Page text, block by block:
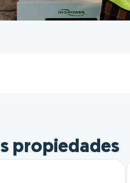
propiedades